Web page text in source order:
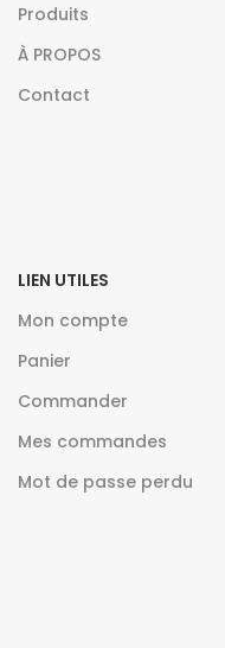
Produits
À PROPOS
Contact
LIEN UTILES
Mon compte
Panier
Commander
Mes commandes
Mot de passe perdu